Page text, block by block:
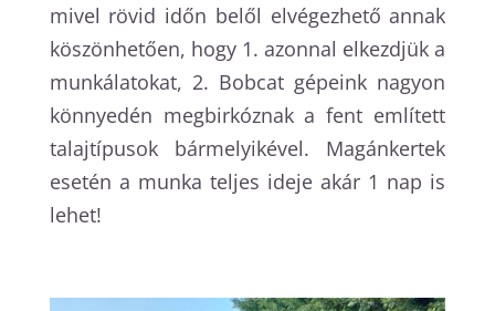
mivel rövid időn belől elvégezhető annak
köszönhetően, hogy 1. azonnal elkezdjük a
munkálatokat, 2. Bobcat gépeink nagyon
könnyedén megbirkóznak a fent említett
talajtípusok bármelyikével. Magánkertek
esetén a munka teljes ideje akár 1 nap is
lehet!